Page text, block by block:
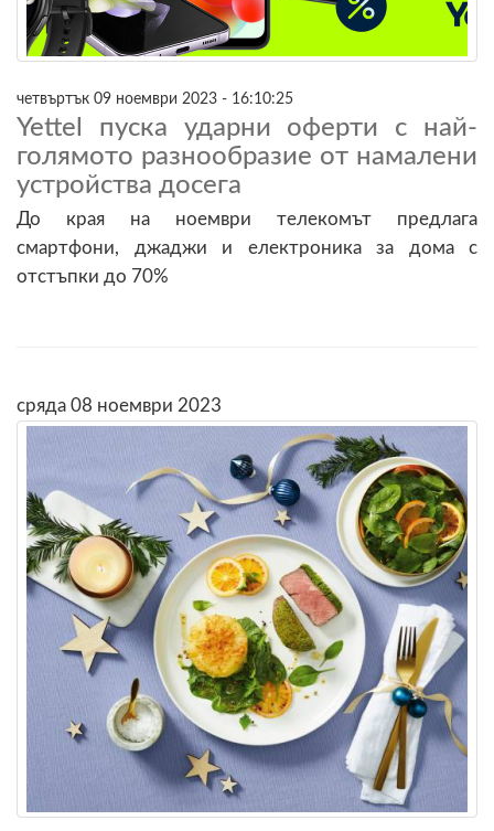
четвъртък 09 ноември 2023 - 16:10:25
Yettel пуска ударни оферти с най-
голямото разнообразие от намалени
устройства досега
До края на ноември телекомът предлага
смартфони, джаджи и електроника за дома с
отстъпки до 70%
сряда 08 ноември 2023